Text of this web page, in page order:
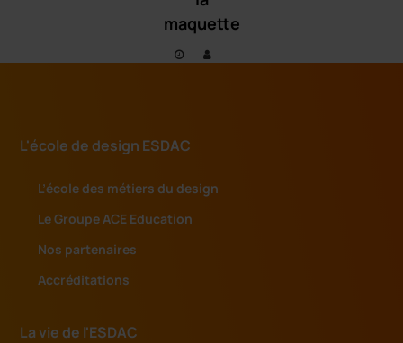
maquette
L'école de design ESDAC
L’école des métiers du design
Le Groupe ACE Education
Nos partenaires
Accréditations
La vie de l'ESDAC